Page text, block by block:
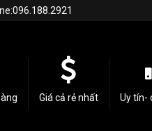
Giá cả rẻ nhất Uy tín-